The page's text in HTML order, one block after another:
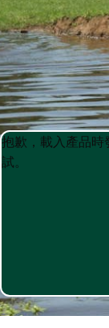
Product
List
Product
List
抱歉，載入產品
試。